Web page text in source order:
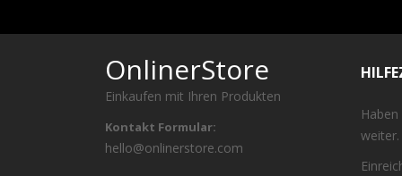
OnlinerStore
Einkaufen mit Ihren Produkten
Kontakt Formular:
hello@onlinerstore.com
weiter.